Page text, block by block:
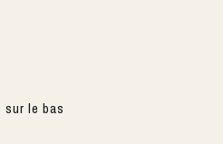
sur le bas